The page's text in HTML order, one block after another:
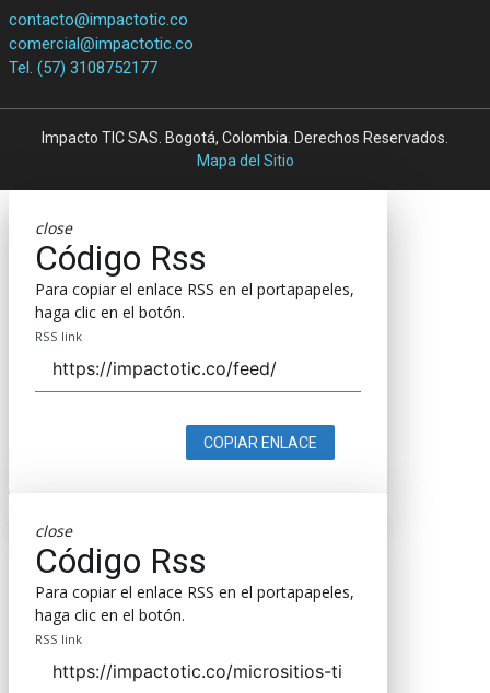
contacto@impactotic.co
comercial@impactotic.co
Tel. (57) 3108752177
Impacto TIC SAS. Bogotá, Colombia. Derechos Reservados.
Mapa del Sitio
close
Código Rss
Para copiar el enlace RSS en el portapapeles,
haga clic en el botón.
RSS link
COPIAR ENLACE
close
Código Rss
Para copiar el enlace RSS en el portapapeles,
haga clic en el botón.
RSS link